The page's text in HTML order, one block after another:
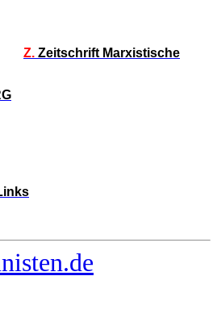
Z. Zeitschrift Marxistische